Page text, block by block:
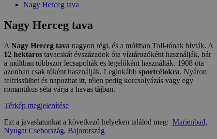
Nagy Herceg tava
Nagy Herceg tava
A Nagy Herceg tava nagyon régi, és a múltban Toll-tónak hívták. A
12 hektáros tavacskát évszázadok óta víztározóként használják, bár
a múltban többször lecsapolták és legelőként használták. 1908 óta
azonban csak tóként használják. Leginkább sportcélokra. Nyáron
felfrissülhet és napozhat itt, télen pedig korcsolyázás vagy egy
romantikus séta várja a havas tájban.
Térkép megjelenítése
Ezt a javaslatunkat a következő helyeken találod meg: Marienbad,
Nyugat Csehország, Bajorország